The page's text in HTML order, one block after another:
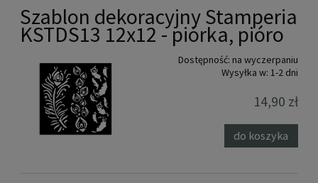
Szablon dekoracyjny Stamperia
KSTDS13 12x12 - piórka, pióro
Dostępność: na wyczerpaniu
Wysyłka w: 1-2 dni
14,90 zł
do koszyka